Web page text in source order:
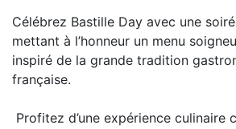
Célébrez Bastille Day avec une
mettant à l’honneur un menu
inspiré de la grande tradition
française.
Profitez d’une expérience culinaire